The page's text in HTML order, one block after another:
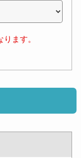
ます。